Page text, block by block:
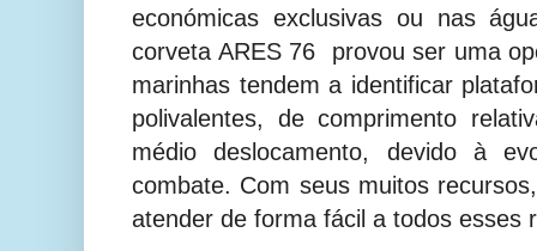
económicas exclusivas ou nas
corveta ARES 76 provou ser uma
marinhas tendem a identificar
polivalentes, de comprimento
médio deslocamento, devido à
combate. Com seus muitos
atender de forma fácil a todos esses